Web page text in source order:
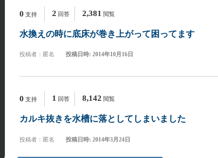
0 支持 2 回答 2,381 閲覧
水換えの時に底床が巻き上がって困ってます
投稿者：匿名 投稿日時: 2014年10月16日
0 支持 1 回答 8,142 閲覧
カルキ抜きを水槽に落としてしまいました
投稿者：匿名 投稿日時: 2014年3月24日